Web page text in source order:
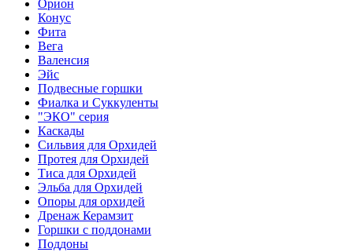
Орион
Конус
Фита
Вега
Валенсия
Эйс
Подвесные горшки
Фиалка и Суккуленты
"ЭКО" серия
Каскады
Сильвия для Орхидей
Протея для Орхидей
Тиса для Орхидей
Эльба для Орхидей
Опоры для орхидей
Дренаж Керамзит
Горшки с поддонами
Поддоны